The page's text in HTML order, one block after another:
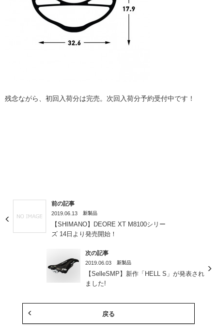
残念ながら、初回入荷分は完売。次回入荷分予約受付中です！
前の記事
2019.06.13 新製品
【SHIMANO】DEORE XT M8100シリー
ズ 14日より発売開始！
次の記事
2019.06.03 新製品
【SelleSMP】新作「HELL S」が発表され
ました!
戻る